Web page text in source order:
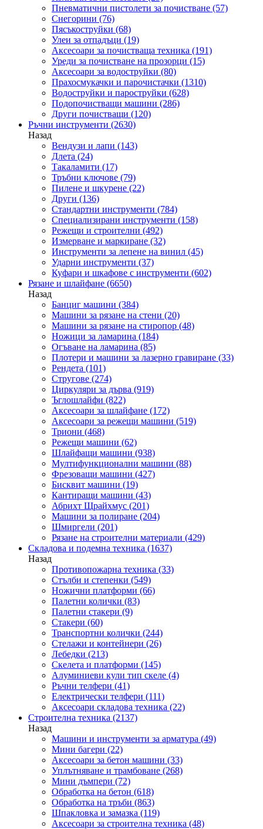
Пневматични пистолети за почистване (57)
Снегорини (76)
Пясъкоструйки (68)
Улеи за отпадъци (19)
Аксесоари за почистваща техника (191)
Уреди за почистване на прозорци (15)
Аксесоари за водоструйки (80)
Прахосмукачки и парочистачки (1310)
Водоструйки и пароструйки (628)
Подопочистващи машини (286)
Други почистващи (120)
Ръчни инструменти (2630)
Назад
Вендузи и лапи (143)
Длета (24)
Такаламити (17)
Тръбни ключове (79)
Пилене и шкурене (22)
Други (136)
Стандартни инструменти (784)
Специализирани инструменти (158)
Режещи и строителни (492)
Измерване и маркиране (32)
Инструменти за лепене на винил (45)
Ударни инструменти (37)
Куфари и шкафове с инструменти (602)
Рязане и шлайфане (6650)
Назад
Банциг машини (384)
Машини за рязане на стени (20)
Машини за рязане на стиропор (48)
Ножици за ламарина (184)
Огъване на ламарина (85)
Плотери и машини за лазерно гравиране (33)
Рендета (101)
Стругове (274)
Циркуляри за дърва (919)
Ъглошлайфи (822)
Аксесоари за шлайфане (172)
Аксесоари за режещи машини (519)
Триони (468)
Режещи машини (62)
Шлайфащи машини (938)
Мултифункционални машини (88)
Фрезоващи машини (427)
Бисквит машини (19)
Кантиращи машини (43)
Абрихт Щрайхмус (201)
Машини за полиране (204)
Шмиргели (201)
Рязане на строителни материали (429)
Складова и подемна техника (1637)
Назад
Противопожарна техника (33)
Стълби и степенки (549)
Ножични платформи (66)
Палетни колички (83)
Палетни стакери (9)
Стакери (60)
Транспортни колички (244)
Стелажи и контейнери (26)
Лебедки (213)
Скелета и платформи (145)
Алуминиеви кули тип скеле (4)
Ръчни телфери (41)
Електрически телфери (111)
Аксесоари складова техника (22)
Строителна техника (2137)
Назад
Машини и инструменти за арматура (49)
Мини багери (22)
Аксесоари за бетон машини (33)
Уплътняване и трамбоване (268)
Мини дъмпери (72)
Обработка на бетон (618)
Обработка на тръби (863)
Шпакловка и замазка (119)
Аксесоари за строителна техника (48)